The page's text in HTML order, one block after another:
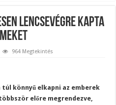
lencsevégre kapta
964 Megtekintés
könnyű elkapni az emberek
előre megrendezve,